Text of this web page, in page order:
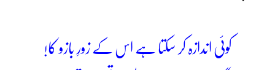
کوئی اندازہ کر سکتا ہے اس کے زورِ بازو کا!